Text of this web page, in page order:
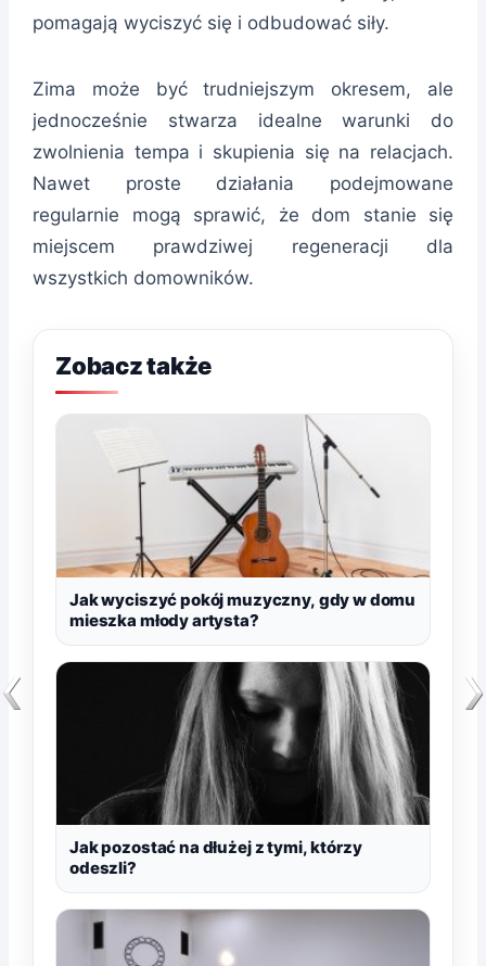
pomagają wyciszyć się i odbudować siły.
Zima może być trudniejszym okresem, ale
jednocześnie stwarza idealne warunki do
zwolnienia tempa i skupienia się na relacjach.
Nawet proste działania podejmowane
regularnie mogą sprawić, że dom stanie się
miejscem prawdziwej regeneracji dla
wszystkich domowników.
Zobacz także
Jak wyciszyć pokój muzyczny, gdy w domu
mieszka młody artysta?
Jak pozostać na dłużej z tymi, którzy
odeszli?